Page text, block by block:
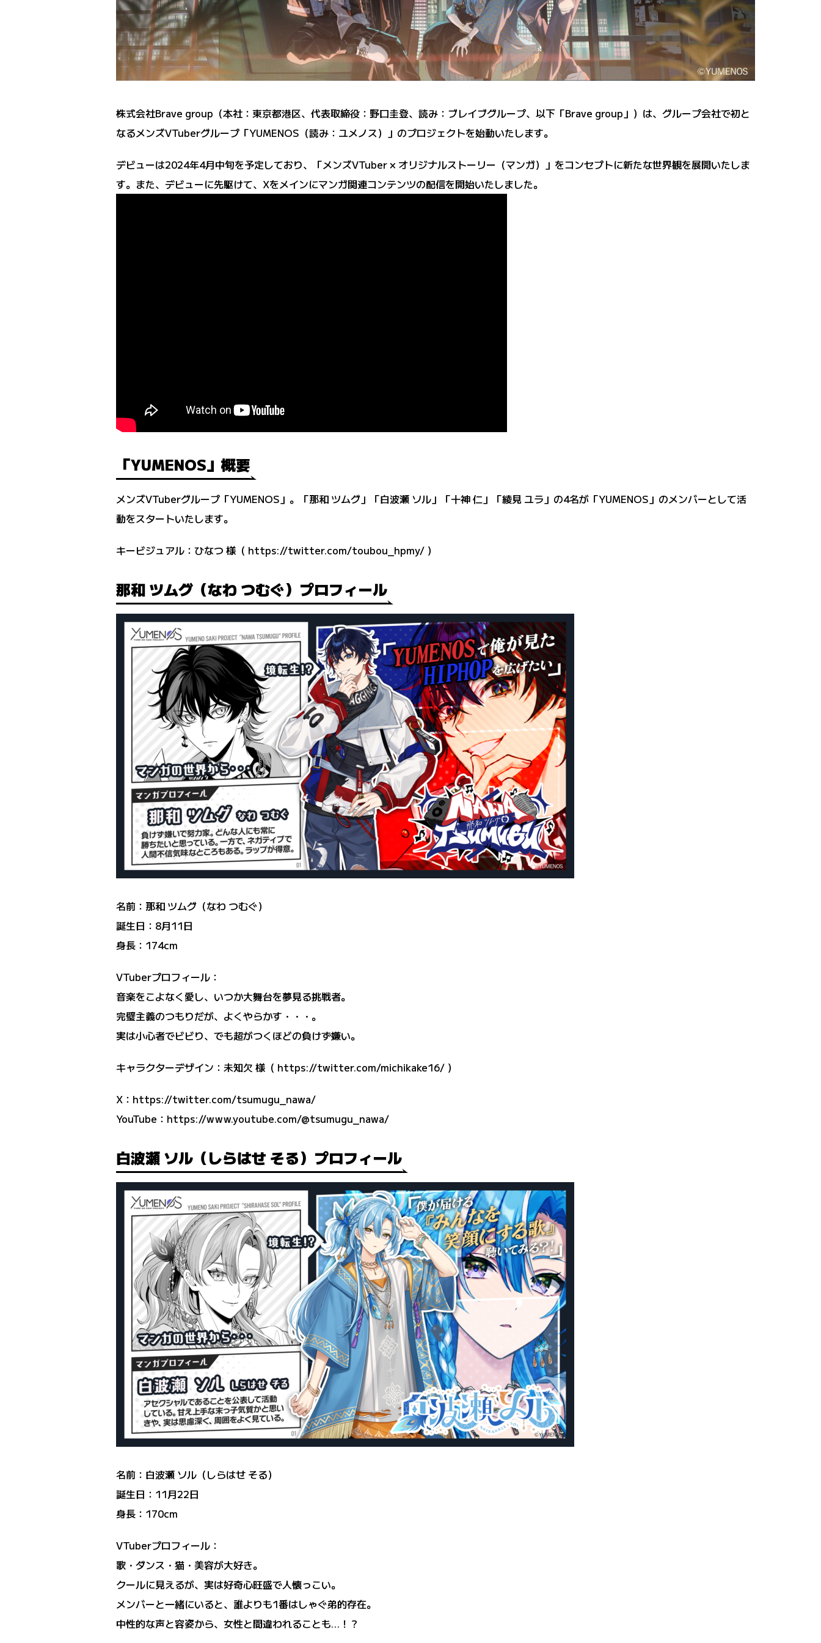
株式会社Brave group（本社：東京都港区、代表取締役：野口圭登、読み：ブレイブグループ、以下「Brave group」）は、グループ会社で初と
なるメンズVTuberグループ「YUMENOS（読み：ユメノス）」のプロジェクトを始動いたします。
デビューは2024年4月中旬を予定しており、「メンズVTuber × オリジナルストーリー（マンガ）」をコンセプトに新たな世界観を展開いたしま
す。また、デビューに先駆けて、Xをメインにマンガ関連コンテンツの配信を開始いたしました。
「YUMENOS」概要
メンズVTuberグループ「YUMENOS」。「那和 ツムグ」「白波瀬 ソル」「十神 仁」「綾見 ユラ」の4名が「YUMENOS」のメンバーとして活
動をスタートいたします。
キービジュアル：ひなつ 様（ https://twitter.com/toubou_hpmy/ ）
那和 ツムグ（なわ つむぐ）プロフィール
名前：那和 ツムグ（なわ つむぐ）
誕生日：8月11日
身長：174cm
VTuberプロフィール：
音楽をこよなく愛し、いつか大舞台を夢見る挑戦者。
完璧主義のつもりだが、よくやらかす・・・。
実は小心者でビビり、でも超がつくほどの負けず嫌い。
キャラクターデザイン：未知欠 様（ https://twitter.com/michikake16/ ）
X： https://twitter.com/tsumugu_nawa/
YouTube： https://www.youtube.com/@tsumugu_nawa/
白波瀬 ソル（しらはせ そる）プロフィール
名前：白波瀬 ソル（しらはせ そる）
誕生日：11月22日
身長：170cm
VTuberプロフィール：
歌・ダンス・猫・美容が大好き。
クールに見えるが、実は好奇心旺盛で人懐っこい。
メンバーと一緒にいると、誰よりも1番はしゃぐ弟的存在。
中性的な声と容姿から、女性と間違われることも…！？